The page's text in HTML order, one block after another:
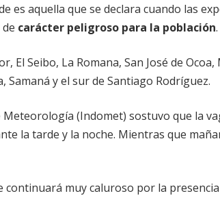
es aquella que se declara cuando las
carácter peligroso para la población
El Seibo, La Romana, San José de
y el sur de Santiago Rodríguez.
(Indomet) sostuvo que la
la tarde y la noche. Mientras que
continuará muy caluroso por la